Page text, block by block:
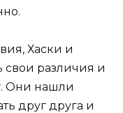
Хаски и
свои различия и
Они нашли
друг друга и